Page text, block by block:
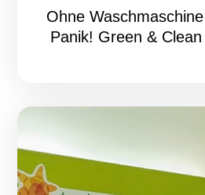
Ohne
Panik! Green &